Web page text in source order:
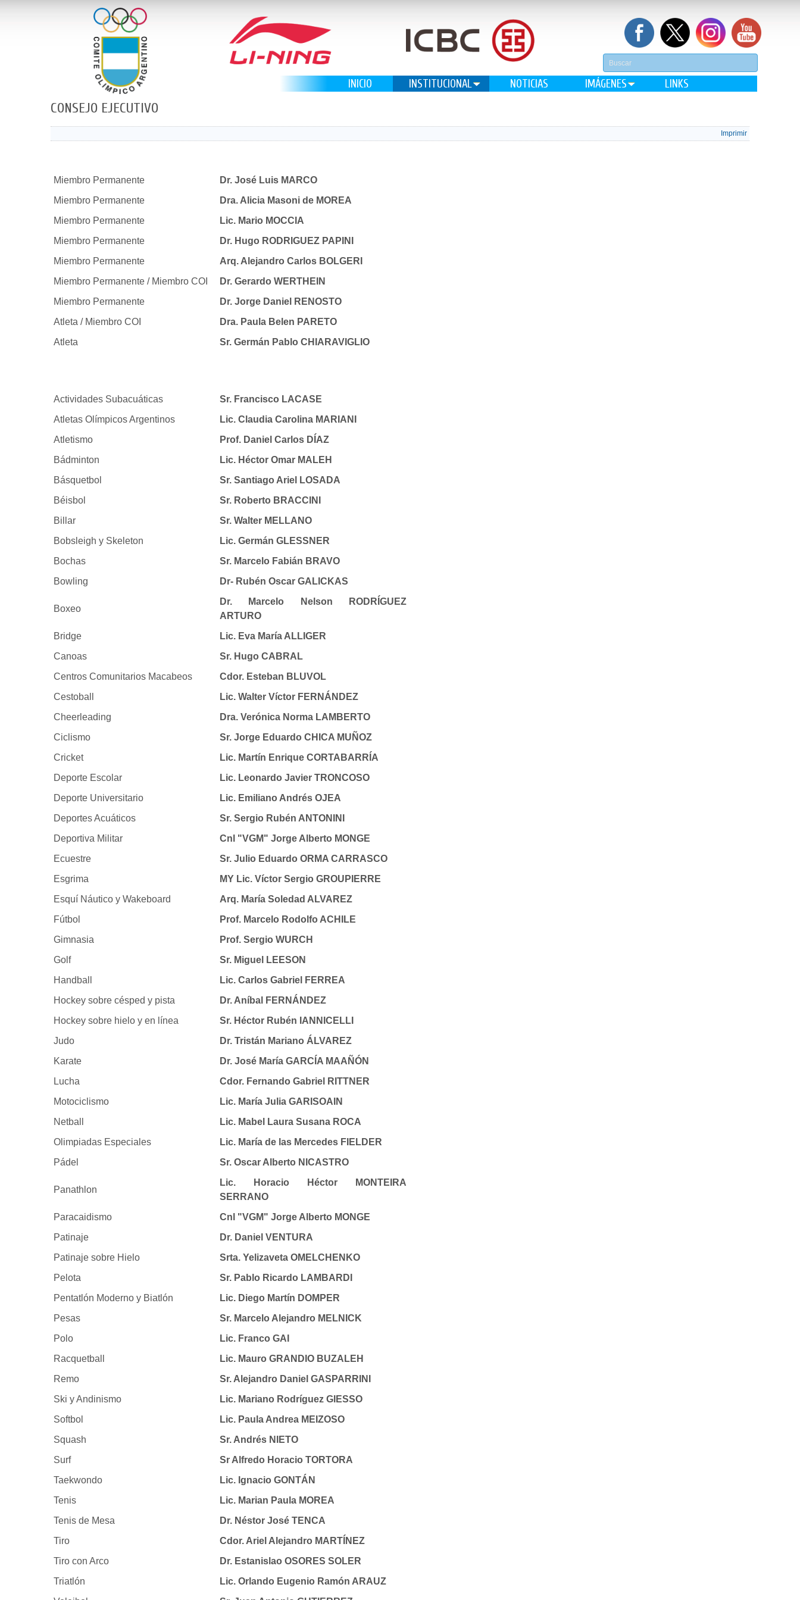
INICIO INSTITUCIONAL NOTICIAS IMÁGENES LINKS
CONSEJO EJECUTIVO
Imprimir
Miembro Permanente
Dr. José Luis MARCO
Miembro Permanente
Dra. Alicia Masoni de MOREA
Miembro Permanente
Lic. Mario MOCCIA
Miembro Permanente
Dr. Hugo RODRIGUEZ PAPINI
Miembro Permanente
Arq. Alejandro Carlos BOLGERI
Miembro Permanente / Miembro COI
Dr. Gerardo WERTHEIN
Miembro Permanente
Dr. Jorge Daniel RENOSTO
Atleta / Miembro COI
Dra. Paula Belen PARETO
Atleta
Sr. Germán Pablo CHIARAVIGLIO
Actividades Subacuáticas
Sr. Francisco LACASE
Atletas Olímpicos Argentinos
Lic. Claudia Carolina MARIANI
Atletismo
Prof. Daniel Carlos DÍAZ
Bádminton
Lic. Héctor Omar MALEH
Básquetbol
Sr. Santiago Ariel LOSADA
Béisbol
Sr. Roberto BRACCINI
Billar
Sr. Walter MELLANO
Bobsleigh y Skeleton
Lic. Germán GLESSNER
Bochas
Sr. Marcelo Fabián BRAVO
Bowling
Dr- Rubén Oscar GALICKAS
Boxeo
Dr. Marcelo Nelson RODRÍGUEZ
ARTURO
Bridge
Lic. Eva María ALLIGER
Canoas
Sr. Hugo CABRAL
Centros Comunitarios Macabeos
Cdor. Esteban BLUVOL
Cestoball
Lic. Walter Víctor FERNÁNDEZ
Cheerleading
Dra. Verónica Norma LAMBERTO
Ciclismo
Sr. Jorge Eduardo CHICA MUÑOZ
Cricket
Lic. Martín Enrique CORTABARRÍA
Deporte Escolar
Lic. Leonardo Javier TRONCOSO
Deporte Universitario
Lic. Emiliano Andrés OJEA
Deportes Acuáticos
Sr. Sergio Rubén ANTONINI
Deportiva Militar
Cnl "VGM" Jorge Alberto MONGE
Ecuestre
Sr. Julio Eduardo ORMA CARRASCO
Esgrima
MY Lic. Víctor Sergio GROUPIERRE
Esquí Náutico y Wakeboard
Arq. María Soledad ALVAREZ
Fútbol
Prof. Marcelo Rodolfo ACHILE
Gimnasia
Prof. Sergio WURCH
Golf
Sr. Miguel LEESON
Handball
Lic. Carlos Gabriel FERREA
Hockey sobre césped y pista
Dr. Aníbal FERNÁNDEZ
Hockey sobre hielo y en línea
Sr. Héctor Rubén IANNICELLI
Judo
Dr. Tristán Mariano ÁLVAREZ
Karate
Dr. José María GARCÍA MAAÑÓN
Lucha
Cdor. Fernando Gabriel RITTNER
Motociclismo
Lic. María Julia GARISOAIN
Netball
Lic. Mabel Laura Susana ROCA
Olimpiadas Especiales
Lic. María de las Mercedes FIELDER
Pádel
Sr. Oscar Alberto NICASTRO
Panathlon
Lic. Horacio Héctor MONTEIRA
SERRANO
Paracaidismo
Cnl "VGM" Jorge Alberto MONGE
Patinaje
Dr. Daniel VENTURA
Patinaje sobre Hielo
Srta. Yelizaveta OMELCHENKO
Pelota
Sr. Pablo Ricardo LAMBARDI
Pentatlón Moderno y Biatlón
Lic. Diego Martín DOMPER
Pesas
Sr. Marcelo Alejandro MELNICK
Polo
Lic. Franco GAI
Racquetball
Lic. Mauro GRANDIO BUZALEH
Remo
Sr. Alejandro Daniel GASPARRINI
Ski y Andinismo
Lic. Mariano Rodríguez GIESSO
Softbol
Lic. Paula Andrea MEIZOSO
Squash
Sr. Andrés NIETO
Surf
Sr Alfredo Horacio TORTORA
Taekwondo
Lic. Ignacio GONTÁN
Tenis
Lic. Marian Paula MOREA
Tenis de Mesa
Dr. Néstor José TENCA
Tiro
Cdor. Ariel Alejandro MARTÍNEZ
Tiro con Arco
Dr. Estanislao OSORES SOLER
Triatlón
Lic. Orlando Eugenio Ramón ARAUZ